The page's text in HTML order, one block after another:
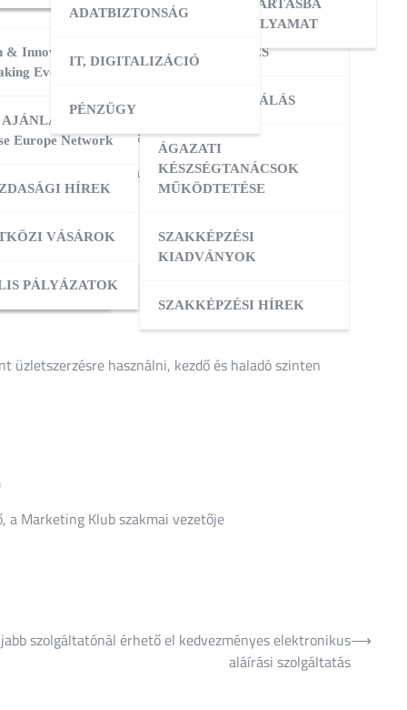
& Innovation
Event 2026
Europe Network
HÍREK
VÁSÁROK
TAGOZATOK
PÁLYÁZATOK
NYILVÁNTARTÁSBA
VÉTELI FOLYAMAT
OKTATÓI KÉPZÉS
MESTERKÉPZÉS
VIZSGADELEGÁLÁS
ÁGAZATI
KÉSZSÉGTANÁCSOK
MŰKÖDTETÉSE
SZAKKÉPZÉSI
KIADVÁNYOK
SZAKKÉPZÉSI HÍREK
ADATBIZTONSÁG
IT, DIGITALIZÁCIÓ
PÉNZÜGY
üzleti eszköz a vállalkozók kezében:
jelen lennie rajta
üzletszerzésre használni, kezdő és haladó szinten
Marketing Klub szakmai vezetője
szolgáltatónál érhető el kedvezményes elektronikus
aláírási szolgáltatás
⟶